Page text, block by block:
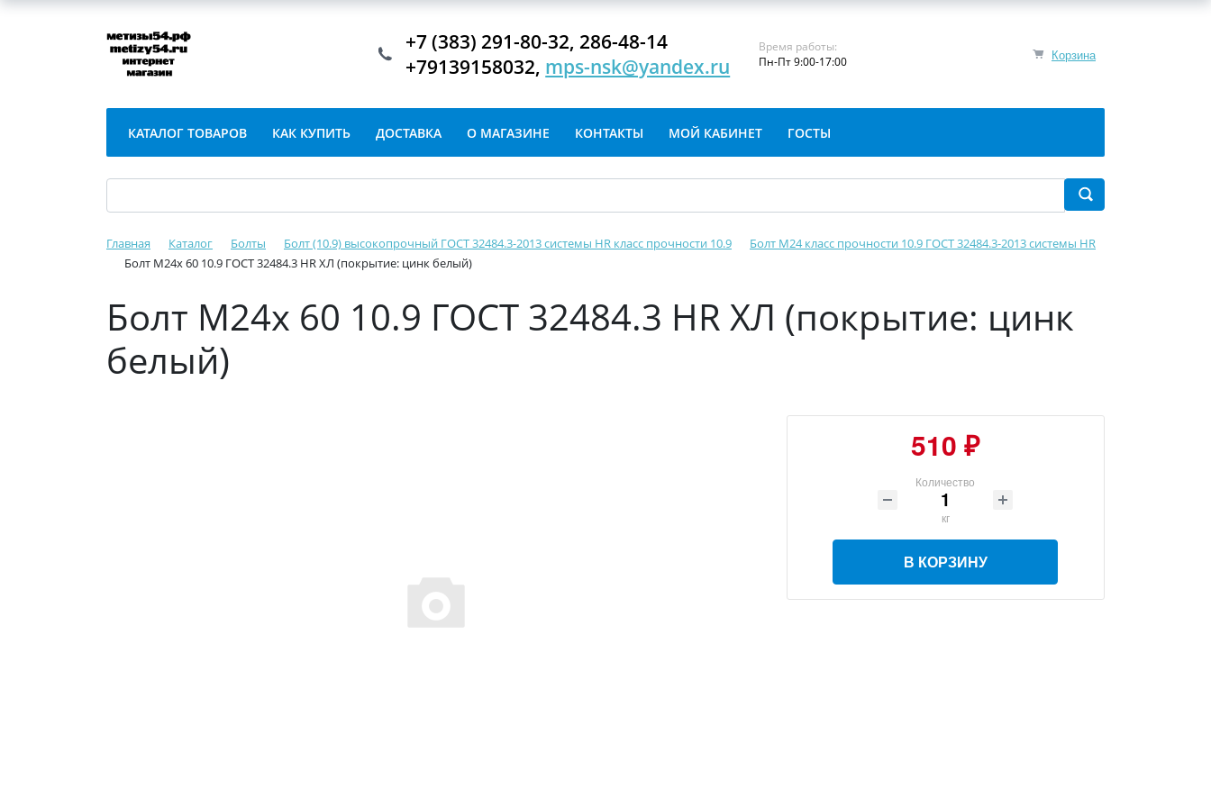
Корзина
+7 (383) 291-80-32, 286-48-14
+79139158032, mps-nsk@yandex.ru
Время работы:
Пн-Пт 9:00-17:00
КАТАЛОГ ТОВАРОВ КАК КУПИТЬ ДОСТАВКА О МАГАЗИНЕ КОНТАКТЫ МОЙ КАБИНЕТ ГОСТЫ
Главная Каталог Болты Болт (10.9) высокопрочный ГОСТ 32484.3-2013 системы HR класс прочности 10.9
Болт М24 класс прочности 10.9 ГОСТ 32484.3-2013 системы HR
Болт М24х 60 10.9 ГОСТ 32484.3 HR ХЛ (покрытие: цинк белый)
Болт М24х 60 10.9 ГОСТ 32484.3 HR ХЛ (покрытие: цинк
белый)
510 ₽
Количество
кг
В КОРЗИНУ